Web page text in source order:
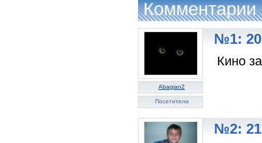
Комментарии
Abagian2
Посетители
№1: 20
Кино
№2: 21